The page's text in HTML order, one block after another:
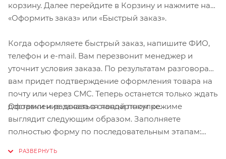
корзину. Далее перейдите в Корзину и нажмите на
«Оформить заказ» или «Быстрый заказ».
Когда оформляете быстрый заказ, напишите ФИО,
телефон и e-mail. Вам перезвонит менеджер и
уточнит условия заказа. По результатам разговора
вам придет подтверждение оформления товара на
почту или через СМС. Теперь останется только ждать
доставки и радоваться новой покупке.
Оформление заказа в стандартном режиме
выглядит следующим образом. Заполняете
полностью форму по последовательным этапам: